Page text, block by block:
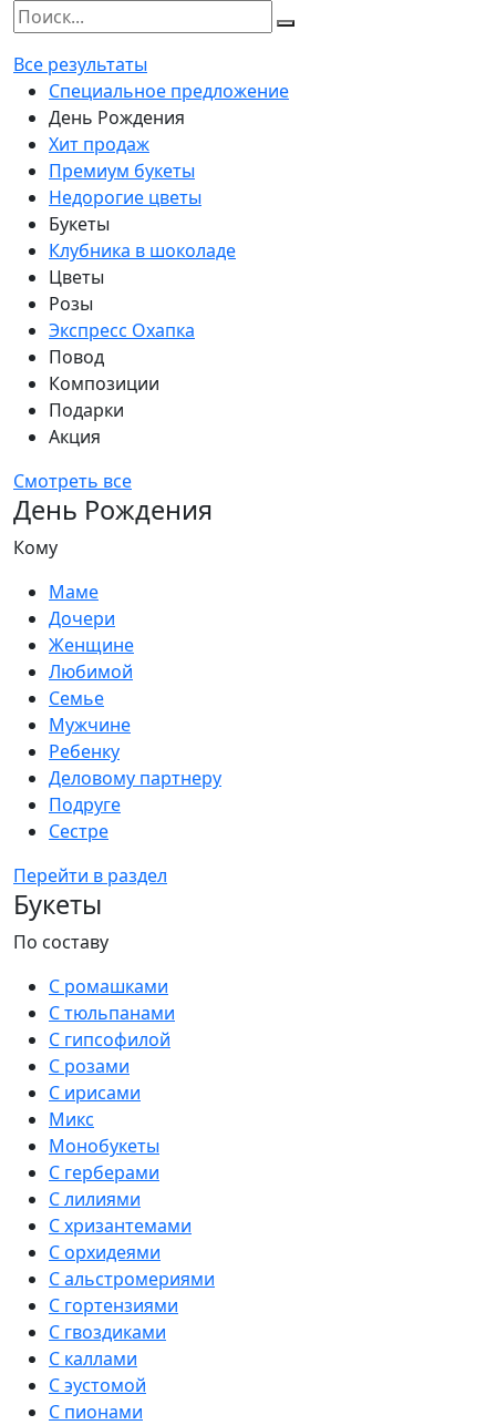
Все результаты
Специальное предложение
День Рождения
Хит продаж
Премиум букеты
Недорогие цветы
Букеты
Клубника в шоколаде
Цветы
Розы
Экспресс Охапка
Повод
Композиции
Подарки
Акция
Смотреть все
День Рождения
Кому
Маме
Дочери
Женщине
Любимой
Семье
Мужчине
Ребенку
Деловому партнеру
Подруге
Сестре
Перейти в раздел
Букеты
По составу
С ромашками
С тюльпанами
С гипсофилой
С розами
С ирисами
Микс
Монобукеты
С герберами
С лилиями
С хризантемами
С орхидеями
С альстромериями
С гортензиями
С гвоздиками
С каллами
С эустомой
С пионами